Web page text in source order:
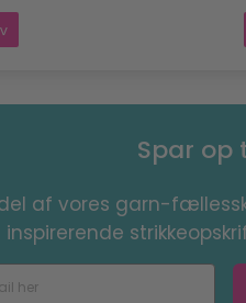
Spar op
af vores garn-
inspirerende